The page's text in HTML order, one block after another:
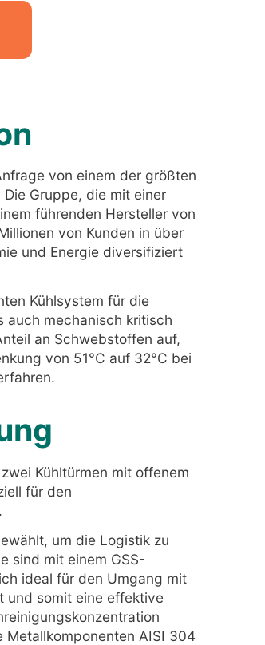
von einem der größten
Gruppe, die mit einer
führenden Hersteller von
von Kunden in über
und Energie diversifiziert
Kühlsystem für die
auch mechanisch kritisch
an Schwebstoffen auf,
von 51°C auf 32°C bei
Kühltürmen mit offenem
für den
um die Logistik zu
sind mit einem GSS-
ideal für den Umgang mit
und somit eine effektive
Metallkomponenten AISI 304